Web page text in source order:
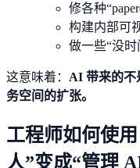
修各种
构建内部可
做一些“没
这意味着： AI 带来的不
务空间的扩张。
工程师如何使
人”变成“管理